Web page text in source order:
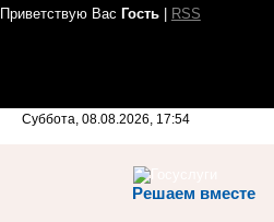
Приветствую Вас Гость| RSS
Суббота, 08.08.2026, 17:54
Решаем вместе